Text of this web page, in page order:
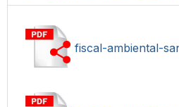
fiscal-ambiental-